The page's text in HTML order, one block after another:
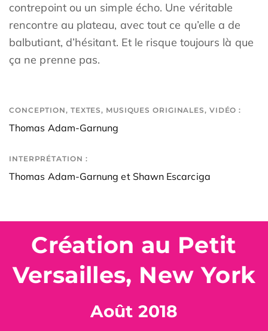
contrepoint ou un simple écho. Une véritable
rencontre au plateau, avec tout ce qu’elle a de
balbutiant, d’hésitant. Et le risque toujours là que
ça ne prenne pas.
CONCEPTION, TEXTES, MUSIQUES ORIGINALES, VIDÉO :
Thomas Adam-Garnung
INTERPRÉTATION :
Thomas Adam-Garnung et Shawn Escarciga
Création au Petit
Versailles, New York
Août 2018